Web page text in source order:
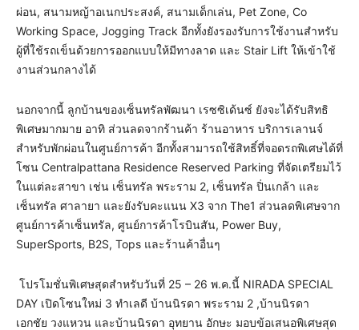
ผ่อน, สนามหญ้าอเนกประสงค์, สนามเด็กเล่น, Pet Zone, Co
Working Space, Jogging Track อีกทั้งยังรองรับการใช้งานสำหรับ
ผู้ที่ใช้รถเข็นด้วยการออกแบบให้มีทางลาด และ Stair Lift ให้เข้าใช้
งานส่วนกลางได้
นอกจากนี้ ลูกบ้านของเซ็นทรัลพัฒนา เรซซิเด้นซ์ ยังจะได้รับสิทธิ
พิเศษมากมาย อาทิ ส่วนลดจากร้านค้า ร้านอาหาร บริการเลานจ์
สำหรับพักผ่อนในศูนย์การค้า อีกทั้งสามารถใช้สิทธิ์ที่จอดรถพิเศษได้ที่
โซน Centralpattana Residence Reserved Parking ที่จัดเตรียมไว้
ในแต่ละสาขา เช่น เซ็นทรัล พระราม 2, เซ็นทรัล ปิ่นเกล้า และ
เซ็นทรัล ศาลายา และยังรับคะแนน X3 จาก The1 ส่วนลดพิเศษจาก
ศูนย์การค้าเซ็นทรัล, ศูนย์การค้าโรบินสัน, Power Buy,
SuperSports, B2S, Tops และร้านค้าอื่นๆ
โปรโมชั่นพิเศษสุดสำหรับวันที่ 25 – 26 พ.ค.นี้ NIRADA SPECIAL
DAY เปิดโซนใหม่ 3 ทำเลดี บ้านนิรดา พระราม 2 ,บ้านนิรดา
เอกชัย วงแหวน และบ้านนิรดา อุทยาน อักษะ มอบข้อเสนอพิเศษสุด